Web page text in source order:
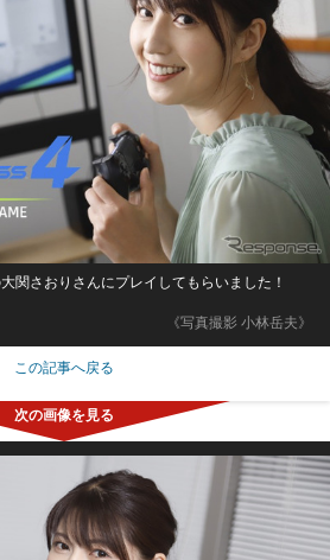
《写真撮影 小林岳夫》
関さおりさんにプレイしてもらいました！
この記事へ戻る